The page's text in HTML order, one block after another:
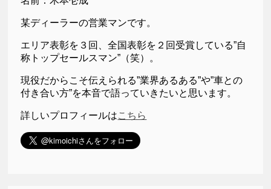
某ディーラーの営業マンです。
エリア表彰を３回、全国表彰を２回受賞している”自
称トップセールスマン”（笑）。
現役だからこそ伝えられる”業界あるある”や”車との
付き合い方”を本音で語っていきたいと思います。
詳しいプロフィールはこちら